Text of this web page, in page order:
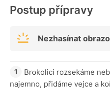
Postup přípravy
Nezhasínat
Brokolici rozsekáme
najemno, přidáme vejce a